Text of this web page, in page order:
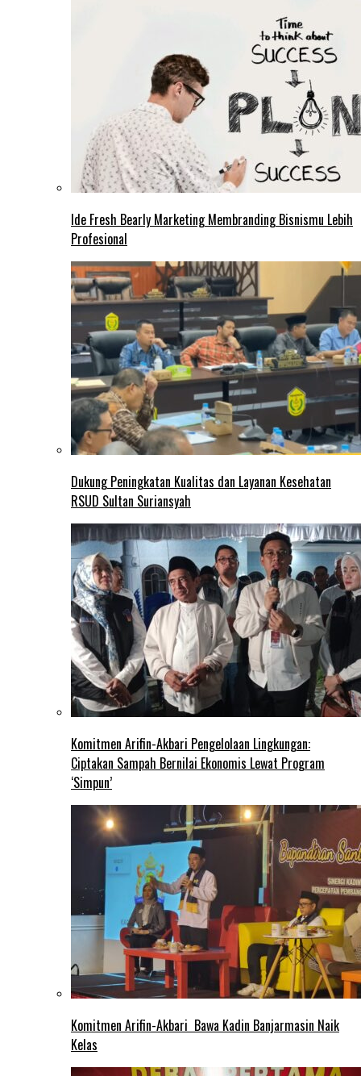
Ide Fresh Bearly Marketing Membranding Bisnismu Lebih
Profesional
Dukung Peningkatan Kualitas dan Layanan Kesehatan
RSUD Sultan Suriansyah
Komitmen Arifin-Akbari Pengelolaan Lingkungan:
Ciptakan Sampah Bernilai Ekonomis Lewat Program
‘Simpun’
Komitmen Arifin-Akbari Bawa Kadin Banjarmasin Naik
Kelas